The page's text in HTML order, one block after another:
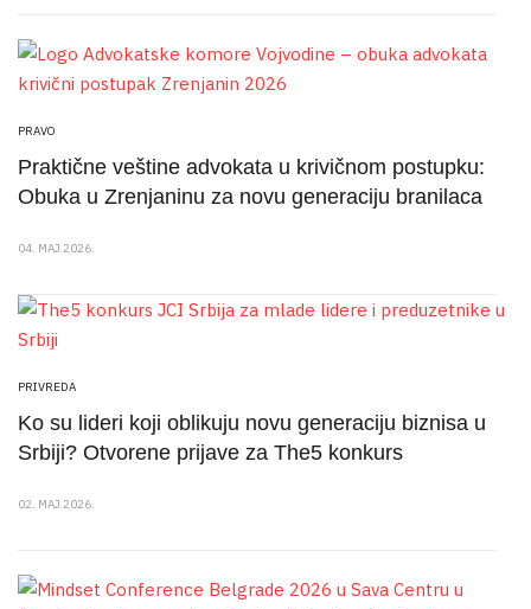
PRAVO
Praktične veštine advokata u krivičnom postupku:
Obuka u Zrenjaninu za novu generaciju branilaca
04. MAJ 2026.
PRIVREDA
Ko su lideri koji oblikuju novu generaciju biznisa u
Srbiji? Otvorene prijave za The5 konkurs
02. MAJ 2026.